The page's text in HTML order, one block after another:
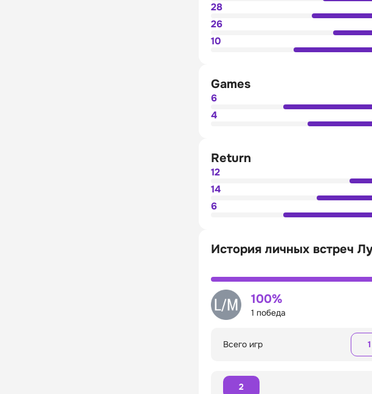
28
26
10
Games
6
4
Return
12
14
6
История личных встреч
100%
1 победа
Всего игр 1
2